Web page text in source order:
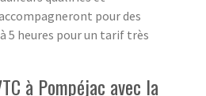
pour des
5 heures pour un tarif très
à Pompéjac avec la